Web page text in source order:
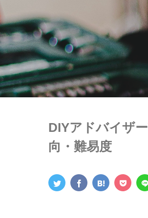
DIYアドバイザ
向・難易度